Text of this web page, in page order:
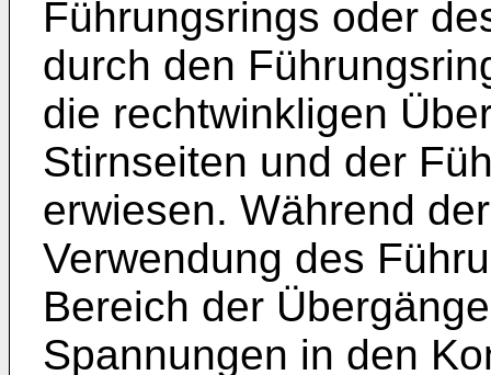
Führungsrings oder
durch den
die rechtwinkligen
Stirnseiten und der
erwiesen. Während
Verwendung des
Bereich der
Spannungen in den